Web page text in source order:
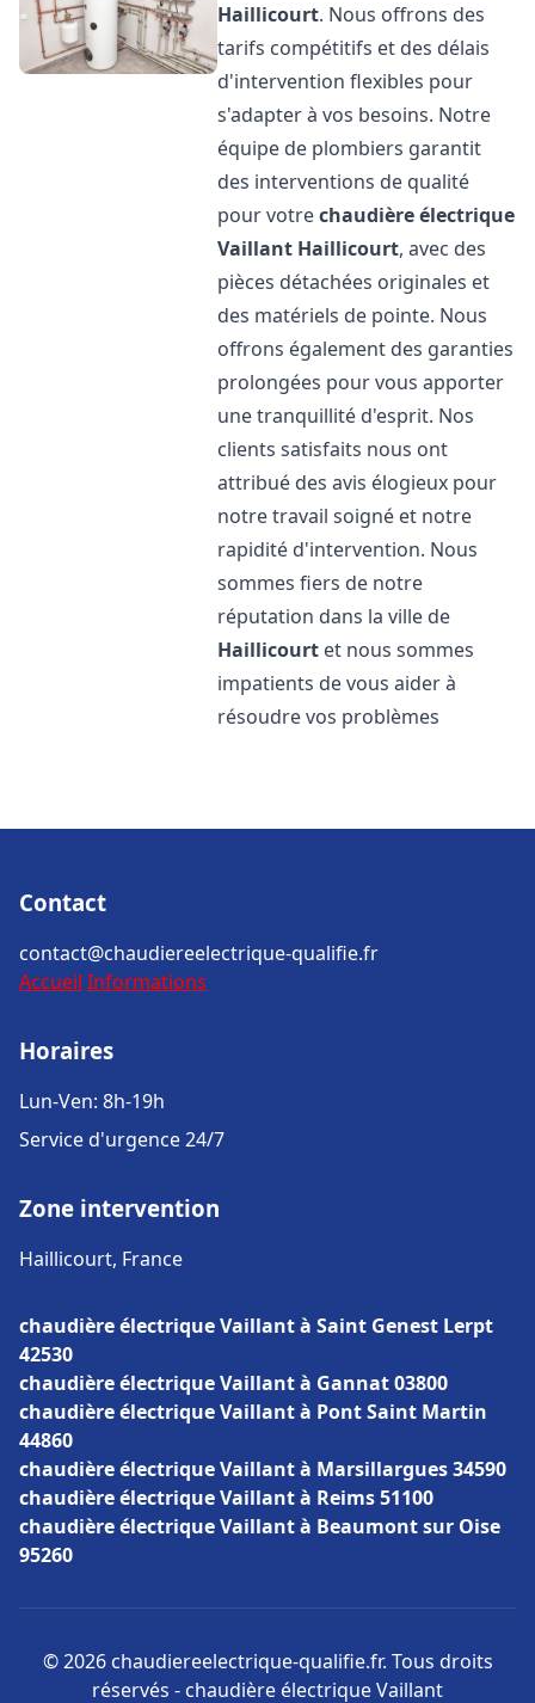
Haillicourt. Nous offrons des
tarifs compétitifs et des délais
d'intervention flexibles pour
s'adapter à vos besoins. Notre
équipe de plombiers garantit
des interventions de qualité
pour votrechaudière électrique
Vaillant Haillicourt, avec des
pièces détachées originales et
des matériels de pointe. Nous
offrons également des garanties
prolongées pour vous apporter
une tranquillité d'esprit. Nos
clients satisfaits nous ont
attribué des avis élogieux pour
notre travail soigné et notre
rapidité d'intervention. Nous
sommes fiers de notre
réputation dans la ville de
Haillicourt et nous sommes
impatients de vous aider à
résoudre vos problèmes
Contact
contact@chaudiereelectrique-qualifie.fr
Accueil Informations
Horaires
Lun-Ven: 8h-19h
Service d'urgence 24/7
Zone intervention
Haillicourt, France
chaudière électrique Vaillant à Saint Genest Lerpt
42530
chaudière électrique Vaillant à Gannat 03800
chaudière électrique Vaillant à Pont Saint Martin
44860
chaudière électrique Vaillant à Marsillargues 34590
chaudière électrique Vaillant à Reims 51100
chaudière électrique Vaillant à Beaumont sur Oise
95260
© 2026 chaudiereelectrique-qualifie.fr. Tous droits
réservés - chaudière électrique Vaillant